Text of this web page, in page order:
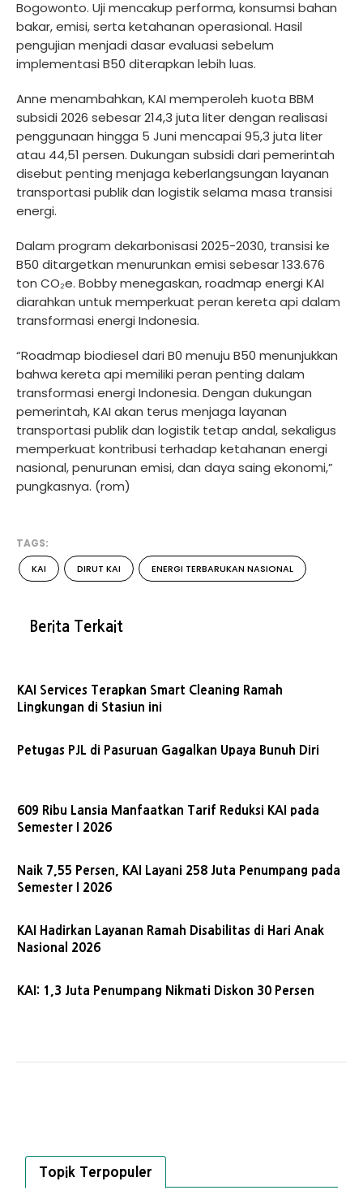
Bogowonto. Uji mencakup performa, konsumsi bahan
bakar, emisi, serta ketahanan operasional. Hasil
pengujian menjadi dasar evaluasi sebelum
implementasi B50 diterapkan lebih luas.
Anne menambahkan, KAI memperoleh kuota BBM
subsidi 2026 sebesar 214,3 juta liter dengan realisasi
penggunaan hingga 5 Juni mencapai 95,3 juta liter
atau 44,51 persen. Dukungan subsidi dari pemerintah
disebut penting menjaga keberlangsungan layanan
transportasi publik dan logistik selama masa transisi
energi.
Dalam program dekarbonisasi 2025-2030, transisi ke
B50 ditargetkan menurunkan emisi sebesar 133.676
ton CO₂e. Bobby menegaskan, roadmap energi KAI
diarahkan untuk memperkuat peran kereta api dalam
transformasi energi Indonesia.
“Roadmap biodiesel dari B0 menuju B50 menunjukkan
bahwa kereta api memiliki peran penting dalam
transformasi energi Indonesia. Dengan dukungan
pemerintah, KAI akan terus menjaga layanan
transportasi publik dan logistik tetap andal, sekaligus
memperkuat kontribusi terhadap ketahanan energi
nasional, penurunan emisi, dan daya saing ekonomi,”
pungkasnya. (rom)
TAGS:
KAI DIRUT KAI ENERGI TERBARUKAN NASIONAL
Berita Terkait
KAI Services Terapkan Smart Cleaning Ramah
Lingkungan di Stasiun ini
Petugas PJL di Pasuruan Gagalkan Upaya Bunuh Diri
609 Ribu Lansia Manfaatkan Tarif Reduksi KAI pada
Semester I 2026
Naik 7,55 Persen, KAI Layani 258 Juta Penumpang pada
Semester I 2026
KAI Hadirkan Layanan Ramah Disabilitas di Hari Anak
Nasional 2026
KAI: 1,3 Juta Penumpang Nikmati Diskon 30 Persen
Topik Terpopuler